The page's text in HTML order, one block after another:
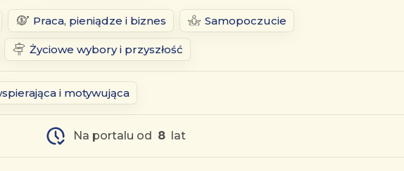
Praca, pieniądze i biznes Samopoczucie
Życiowe wybory i przyszłość
i motywująca
Na portalu od 8 lat